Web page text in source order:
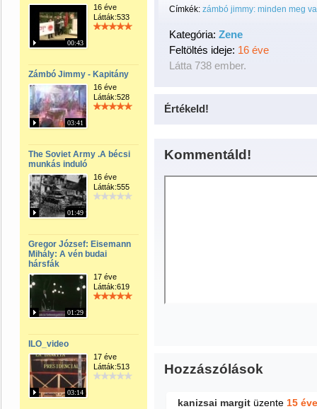
00:43
16 éve
Látták:533
Zámbó Jimmy - Kapitány
03:41
16 éve
Látták:528
The Soviet Army .A bécsi
munkás induló
01:49
16 éve
Látták:555
Gregor József: Eisemann
Mihály: A vén budai
hársfák
01:29
17 éve
Látták:619
ILO_video
03:14
17 éve
Látták:513
Címkék: zámbó jimmy: minden meg
Kategória: Zene
Feltöltés ideje: 16 éve
Látta 738 ember.
Értékeld!
Kommentáld!
Hozzászólások
kanizsai margit üzente 15 éve